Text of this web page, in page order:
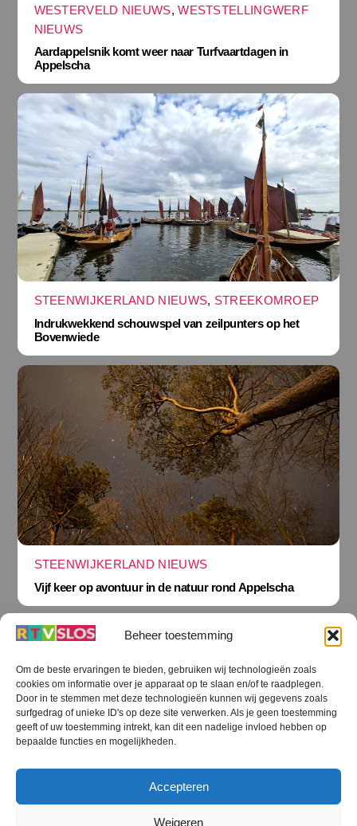
Beheer toestemming
Om de beste ervaringen te bieden, gebruiken wij technologieën zoals
cookies om informatie over je apparaat op te slaan en/of te raadplegen.
Door in te stemmen met deze technologieën kunnen wij gegevens zoals
surfgedrag of unieke ID's op deze site verwerken. Als je geen toestemming
geeft of uw toestemming intrekt, kan dit een nadelige invloed hebben op
bepaalde functies en mogelijkheden.
Accepteren
Weigeren
WESTERVELD NIEUWS,WESTSTELLINGWERF
NIEUWS
Aardappelsnik komt weer naar Turfvaartdagen in
Appelscha
STEENWIJKERLAND NIEUWS, STREEKOMROEP
Indrukwekkend schouwspel van zeilpunters op het
Bovenwiede
STEENWIJKERLAND NIEUWS
Vijf keer op avontuur in de natuur rond Appelscha
Terug
naar
boven
RTV SLOS
RTV SLOS ANBI